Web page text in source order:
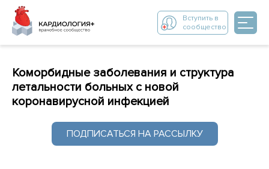
Вступить в
сообщество
Коморбидные заболевания и структура
летальности больных с новой
коронавирусной инфекцией
ПОДПИСАТЬСЯ НА РАССЫЛКУ